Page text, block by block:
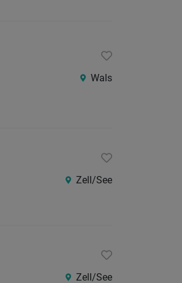
Wals
Zell/See
Zell/See